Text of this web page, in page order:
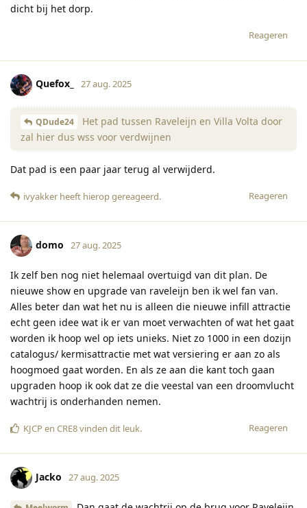
dicht bij het dorp.
Reageren
Quefox_ 27 aug. 2025
QDude24
Het pad tussen Raveleijn en Villa Volta door
zal hier dus wss voor verdwijnen
Dat pad is een paar jaar terug al verwijderd.
Reageren
ivyakker heeft hierop gereageerd.
domo 27 aug. 2025
Ik zelf ben nog niet helemaal overtuigd van dit plan. De
nieuwe show en upgrade van raveleijn ben ik wel fan van.
Alles beter dan wat het nu is alleen die nieuwe infill attractie
echt geen idee wat ik er van moet verwachten of wat het gaat
worden ik hoop wel op iets unieks. Niet zo 1000 in een dozijn
catalogus/ kermisattractie met wat versiering er aan zo als
hoogmoed gaat worden. En als ze aan die kant toch gaan
upgraden hoop ik ook dat ze die veestal van een droomvlucht
wachtrij is onderhanden nemen.
Reageren
KJCPen CRE8vinden dit leuk.
Jacko 27 aug. 2025